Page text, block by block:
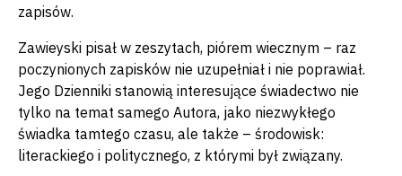
zapisów.
Zawieyski pisał w zeszytach, piórem wiecznym – raz
poczynionych zapisków nie uzupełniał i nie poprawiał.
Jego Dzienniki stanowią interesujące świadectwo nie
tylko na temat samego Autora, jako niezwykłego
świadka tamtego czasu, ale także – środowisk:
literackiego i politycznego, z którymi był związany.